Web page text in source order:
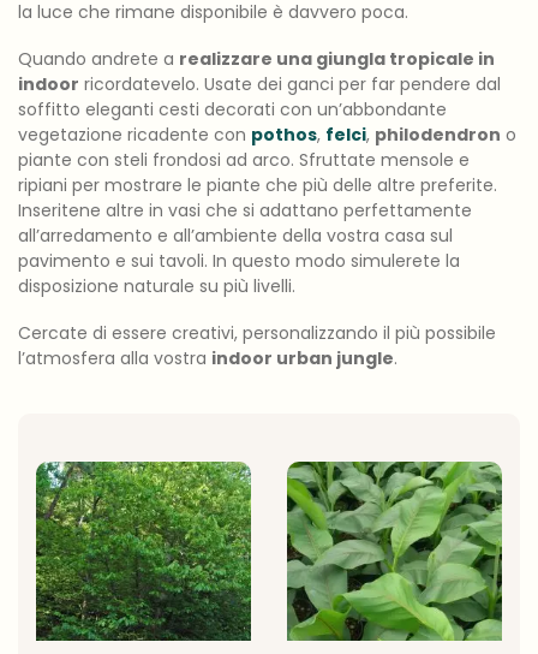
la luce che rimane disponibile è davvero poca.
Quando andrete a realizzare una giungla tropicale in
indoor ricordatevelo. Usate dei ganci per far pendere dal
soffitto eleganti cesti decorati con un’abbondante
vegetazione ricadente con pothos, felci, philodendron o
piante con steli frondosi ad arco. Sfruttate mensole e
ripiani per mostrare le piante che più delle altre preferite.
Inseritene altre in vasi che si adattano perfettamente
all’arredamento e all’ambiente della vostra casa sul
pavimento e sui tavoli. In questo modo simulerete la
disposizione naturale su più livelli.
Cercate di essere creativi, personalizzando il più possibile
l’atmosfera alla vostra indoor urban jungle.